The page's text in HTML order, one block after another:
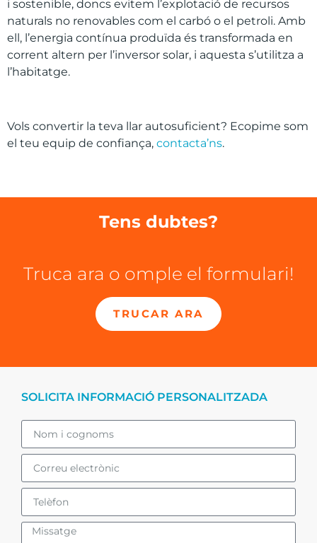
i sostenible, doncs evitem l’explotació de recursos
naturals no renovables com el carbó o el petroli. Amb
ell, l’energia contínua produïda és transformada en
corrent altern per l’inversor solar, i aquesta s’utilitza a
l’habitatge.
Vols convertir la teva llar autosuficient? Ecopime som
el teu equip de confiança, contacta’ns.
Tens dubtes?
Truca ara o omple el formulari!
TRUCAR ARA
SOLICITA INFORMACIÓ PERSONALITZADA